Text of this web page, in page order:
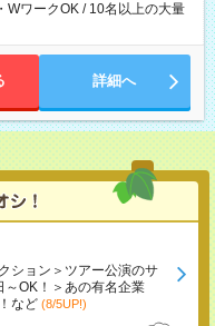
WワークOK / 10名以上の大量
詳細へ
ション＞ツアー公演のサ
OK！＞あの有名企業
など (8/5UP!)